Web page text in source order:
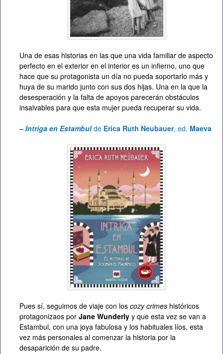
Una de esas historias en las que una vida familiar de aspecto
perfecto en el exterior en el interior es un infierno, uno que
hace que su protagonista un día no pueda soportarlo más y
huya de su marido junto con sus dos hijas. Una en la que la
desesperación y la falta de apoyos parecerán obstáculos
insalvables para que esta mujer pueda recuperar su vida.
– Intriga en Estambul de Erica Ruth Neubauer, ed. Maeva
Pues sí, seguimos de viaje con los cozy crimes históricos
protagonizaos por Jane Wunderly y que esta vez se van a
Estambul, con una joya fabulosa y los habituales líos, esta
vez más personales al comenzar la historia por la
desaparición de su padre.